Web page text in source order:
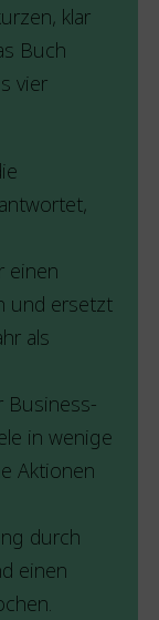
klar
Buch
vier
einen
und ersetzt
als
Business-
in wenige
Aktionen
durch
einen